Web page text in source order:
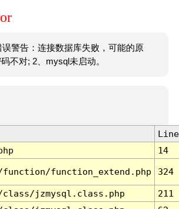
误警告：连接数据库失败，可能的原
不对; 2、mysql未启动。
Line
14
function/function_extend.php 324
class/jzmysql.class.php
211